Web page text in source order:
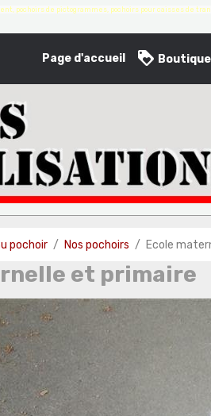
pochoirs de pictogrammes, pochoirs pour caisses
Page d'accueil Boutique
pochoir Nos pochoirs Ecole
et primaire